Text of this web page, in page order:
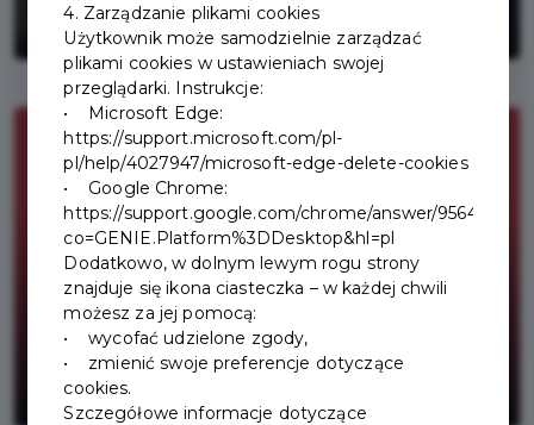
O BURZACH
Ostrzeżenie meteorologiczne o
burzach.
4. Zarządzanie plikami cookies
Użytkownik może samodzielnie zarządzać
plikami cookies w ustawieniach swojej
przeglądarki. Instrukcje:
• Microsoft Edge:
https://support.microsoft.com/pl-
pl/help/4027947/microsoft-edge-delete-cookies
• Google Chrome:
https://support.google.com/chrome/answer/95647?
co=GENIE.Platform%3DDesktop&hl=pl
Dodatkowo, w dolnym lewym rogu strony
znajduje się ikona ciasteczka – w każdej chwili
możesz za jej pomocą:
• wycofać udzielone zgody,
• zmienić swoje preferencje dotyczące
cookies.
Szczegółowe informacje dotyczące